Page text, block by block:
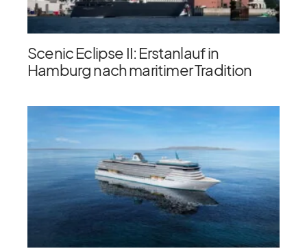
Scenic Eclipse II: Erstanlauf in
Hamburg nach maritimer Tradition